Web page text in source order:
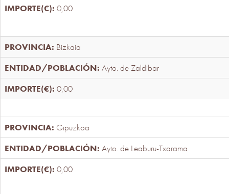
0,00
Bizkaia
Ayto. de Zaldibar
0,00
Gipuzkoa
Ayto. de Leaburu-Txarama
0,00